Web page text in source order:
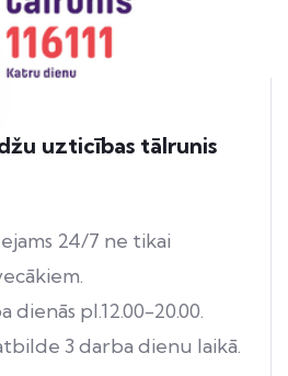
uzticības tālrunis
24/7 ne tikai
dienās pl.12.00-20.00.
3 darba dienu laikā.